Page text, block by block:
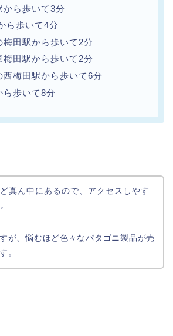
から歩いて3分
ら歩いて4分
梅田駅から歩いて2分
梅田駅から歩いて2分
西梅田駅から歩いて6分
ら歩いて8分
真ん中にあるので、アクセスしやす
が、悩むほど色々なパタゴニ製品が売
。